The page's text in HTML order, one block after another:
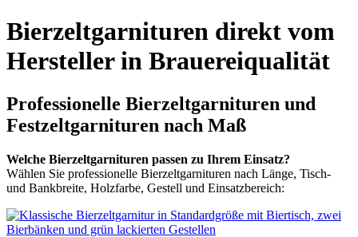
Bierzeltgarnituren direkt vom
Hersteller in Brauereiqualität
Professionelle Bierzeltgarnituren und
Festzeltgarnituren nach Maß
Welche Bierzeltgarnituren passen zu Ihrem Einsatz?
Wählen Sie professionelle Bierzeltgarnituren nach Länge, Tisch-
und Bankbreite, Holzfarbe, Gestell und Einsatzbereich: